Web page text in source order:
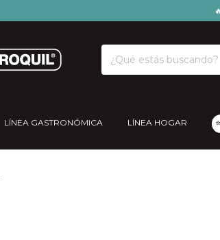
🔥 18
LÍNEA GASTRONÓMICA LÍNEA HOGAR